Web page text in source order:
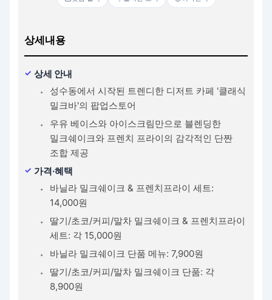
상세내용
상세 안내
성수동에서 시작된 트렌디한 디저트 카페 '클래식
밀크바'의 팝업스토어
우유 베이스와 아이스크림만으로 블렌딩한
밀크쉐이크와 프렌치 프라이의 감각적인 단짠
조합 제공
가격·혜택
바닐라 밀크쉐이크 & 프렌치프라이 세트:
14,000원
딸기/초코/커피/말차 밀크쉐이크 & 프렌치프라이
세트: 각 15,000원
바닐라 밀크쉐이크 단품 메뉴: 7,900원
딸기/초코/커피/말차 밀크쉐이크 단품: 각
8,900원